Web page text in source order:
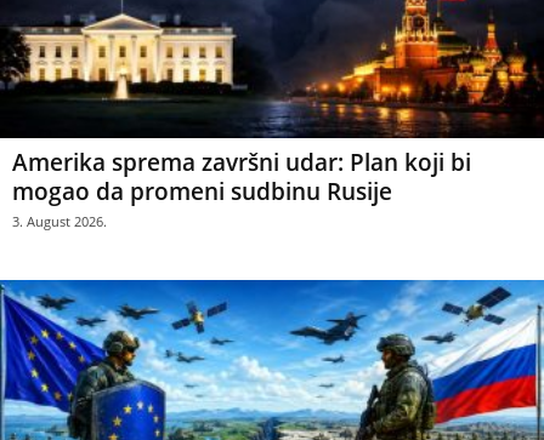
Amerika sprema završni udar: Plan koji bi
mogao da promeni sudbinu Rusije
3. August 2026.